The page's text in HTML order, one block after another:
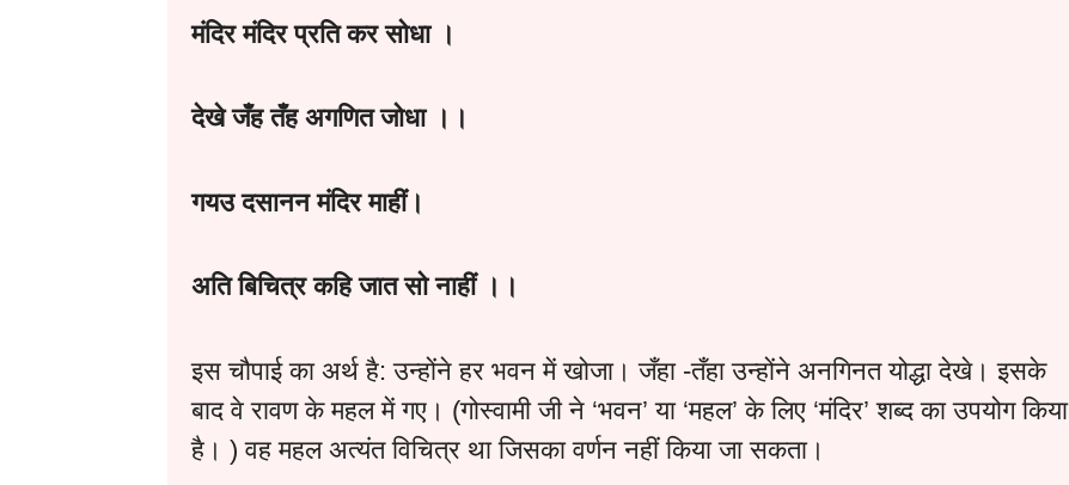
मंदिर मंदिर प्रति कर सोधा ।
देखे जँह तँह अगणित जोधा ।।
गयउ दसानन मंदिर माहीं।
अति बिचित्र कहि जात सो नाहीं ।।
इस चौपाई का अर्थ है: उन्होंने हर भवन में खोजा। जँहा -तँहा उन्होंने अनगिनत योद्धा देखे। इसके
बाद वे रावण के महल में गए। (गोस्वामी जी ने ‘भवन’ या ‘महल’ के लिए ‘मंदिर’ शब्द का उपयोग किया
है। ) वह महल अत्यंत विचित्र था जिसका वर्णन नहीं किया जा सकता।